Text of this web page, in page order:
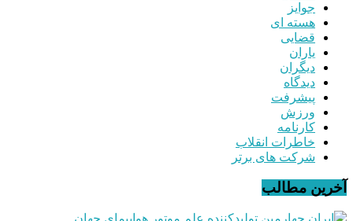
جوایز
هسته ای
قضایی
یاران
دیگران
دیدگاه
پیشرفت
ورزش
کارنامه
خاطرات انقلاب
شرکت های برتر
آخرین مطالب